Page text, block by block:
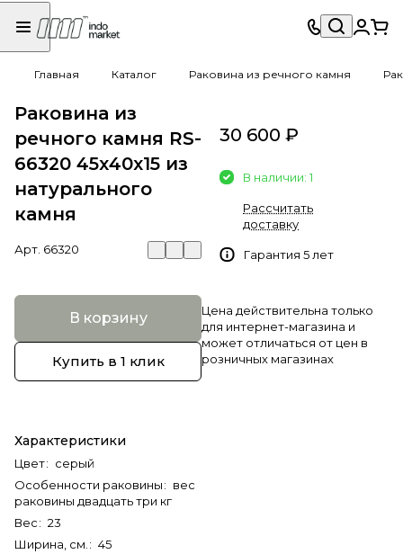
Главная Каталог Раковина из речного камня
Раковина из
речного камня RS-
66320 45х40х15 из
натурального
камня
Арт. 66320
В корзину
Купить в 1 клик
Характеристики
Цвет: серый
Особенности раковины: вес
раковины двадцать три кг
Вес: 23
Ширина, см. : 45
30 600 ₽
В наличии: 1
Рассчитать
доставку
Гарантия 5 лет
Цена действительна только
для интернет-магазина и
может отличаться от цен в
розничных магазинах